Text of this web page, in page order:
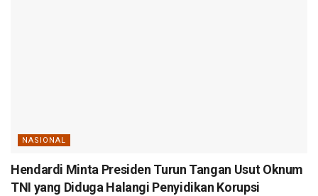
NASIONAL
Hendardi Minta Presiden Turun Tangan Usut Oknum
TNI yang Diduga Halangi Penyidikan Korupsi